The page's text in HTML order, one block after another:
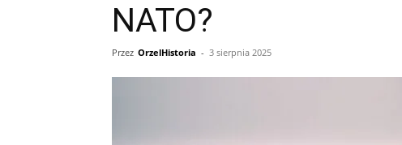
NATO?
Przez OrzelHistoria - 3 sierpnia 2025